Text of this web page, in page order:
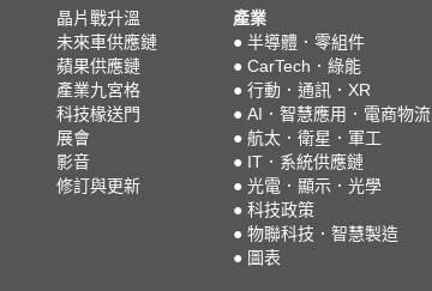
晶片戰升溫
未來車供應鏈
蘋果供應鏈
產業九宮格
科技椽送門
展會
影音
修訂與更新
產業
● 半導體．零組件
● CarTech．綠能
● 行動．通訊．XR
● AI．智慧應用．電商物流
● 航太．衛星．軍工
● IT．系統供應鏈
● 光電．顯示．光學
● 科技政策
● 物聯科技．智慧製造
● 圖表